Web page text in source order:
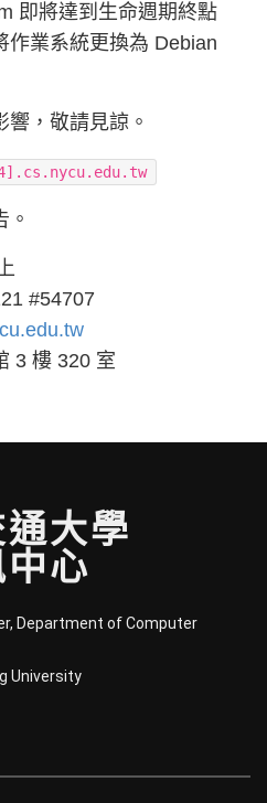
即將達到生命週期終點
作業系統更換為 Debian
，敬請見諒。
。
#54707
3 樓 320 室
大學
心
Department of Computer
University